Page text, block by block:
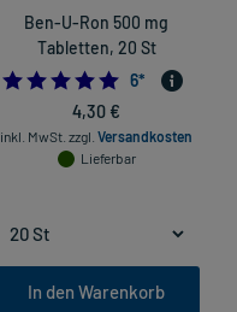
Ben-U-Ron 500 mg
Tabletten, 20 St
5.0
6*
4,30 €
inkl. MwSt. zzgl. Versandkosten
Lieferbar
In den Warenkorb